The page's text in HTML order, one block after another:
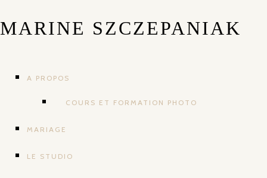
MARINE SZCZEPANIAK
A PROPOS
COURS ET FORMATION PHOTO
MARIAGE
LE STUDIO